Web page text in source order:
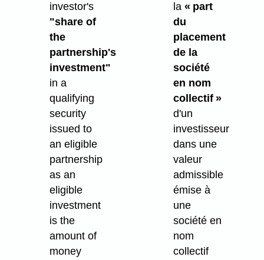
investor's
"share of
the
partnership's
investment"
in a
qualifying
security
issued to
an eligible
partnership
as an
eligible
investment
is the
amount of
money
la« part
du
placement
de la
société
en nom
collectif »
d'un
investisseur
dans une
valeur
admissible
émise à
une
société en
nom
collectif